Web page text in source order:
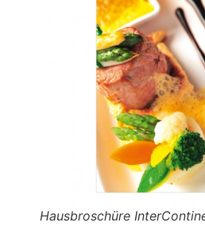
Hausbroschüre